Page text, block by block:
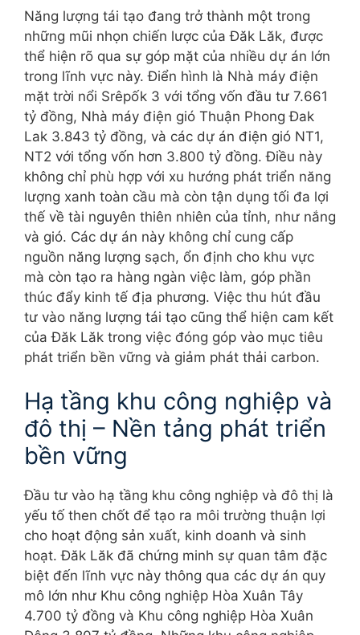
Năng lượng tái tạo đang trở thành một trong
những mũi nhọn chiến lược của Đăk Lăk, được
thể hiện rõ qua sự góp mặt của nhiều dự án lớn
trong lĩnh vực này. Điển hình là Nhà máy điện
mặt trời nổi Srêpốk 3 với tổng vốn đầu tư 7.661
tỷ đồng, Nhà máy điện gió Thuận Phong Đak
Lak 3.843 tỷ đồng, và các dự án điện gió NT1,
NT2 với tổng vốn hơn 3.800 tỷ đồng. Điều này
không chỉ phù hợp với xu hướng phát triển năng
lượng xanh toàn cầu mà còn tận dụng tối đa lợi
thế về tài nguyên thiên nhiên của tỉnh, như nắng
và gió. Các dự án này không chỉ cung cấp
nguồn năng lượng sạch, ổn định cho khu vực
mà còn tạo ra hàng ngàn việc làm, góp phần
thúc đẩy kinh tế địa phương. Việc thu hút đầu
tư vào năng lượng tái tạo cũng thể hiện cam kết
của Đăk Lăk trong việc đóng góp vào mục tiêu
phát triển bền vững và giảm phát thải carbon.
Hạ tầng khu công nghiệp và
đô thị – Nền tảng phát triển
bền vững
Đầu tư vào hạ tầng khu công nghiệp và đô thị là
yếu tố then chốt để tạo ra môi trường thuận lợi
cho hoạt động sản xuất, kinh doanh và sinh
hoạt. Đăk Lăk đã chứng minh sự quan tâm đặc
biệt đến lĩnh vực này thông qua các dự án quy
mô lớn như Khu công nghiệp Hòa Xuân Tây
4.700 tỷ đồng và Khu công nghiệp Hòa Xuân